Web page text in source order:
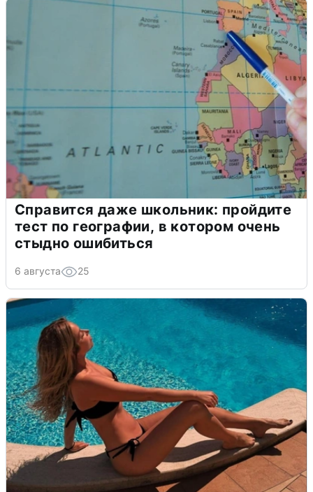
Справится даже школьник: пройдите
тест по географии, в котором очень
стыдно ошибиться
6 августа 25